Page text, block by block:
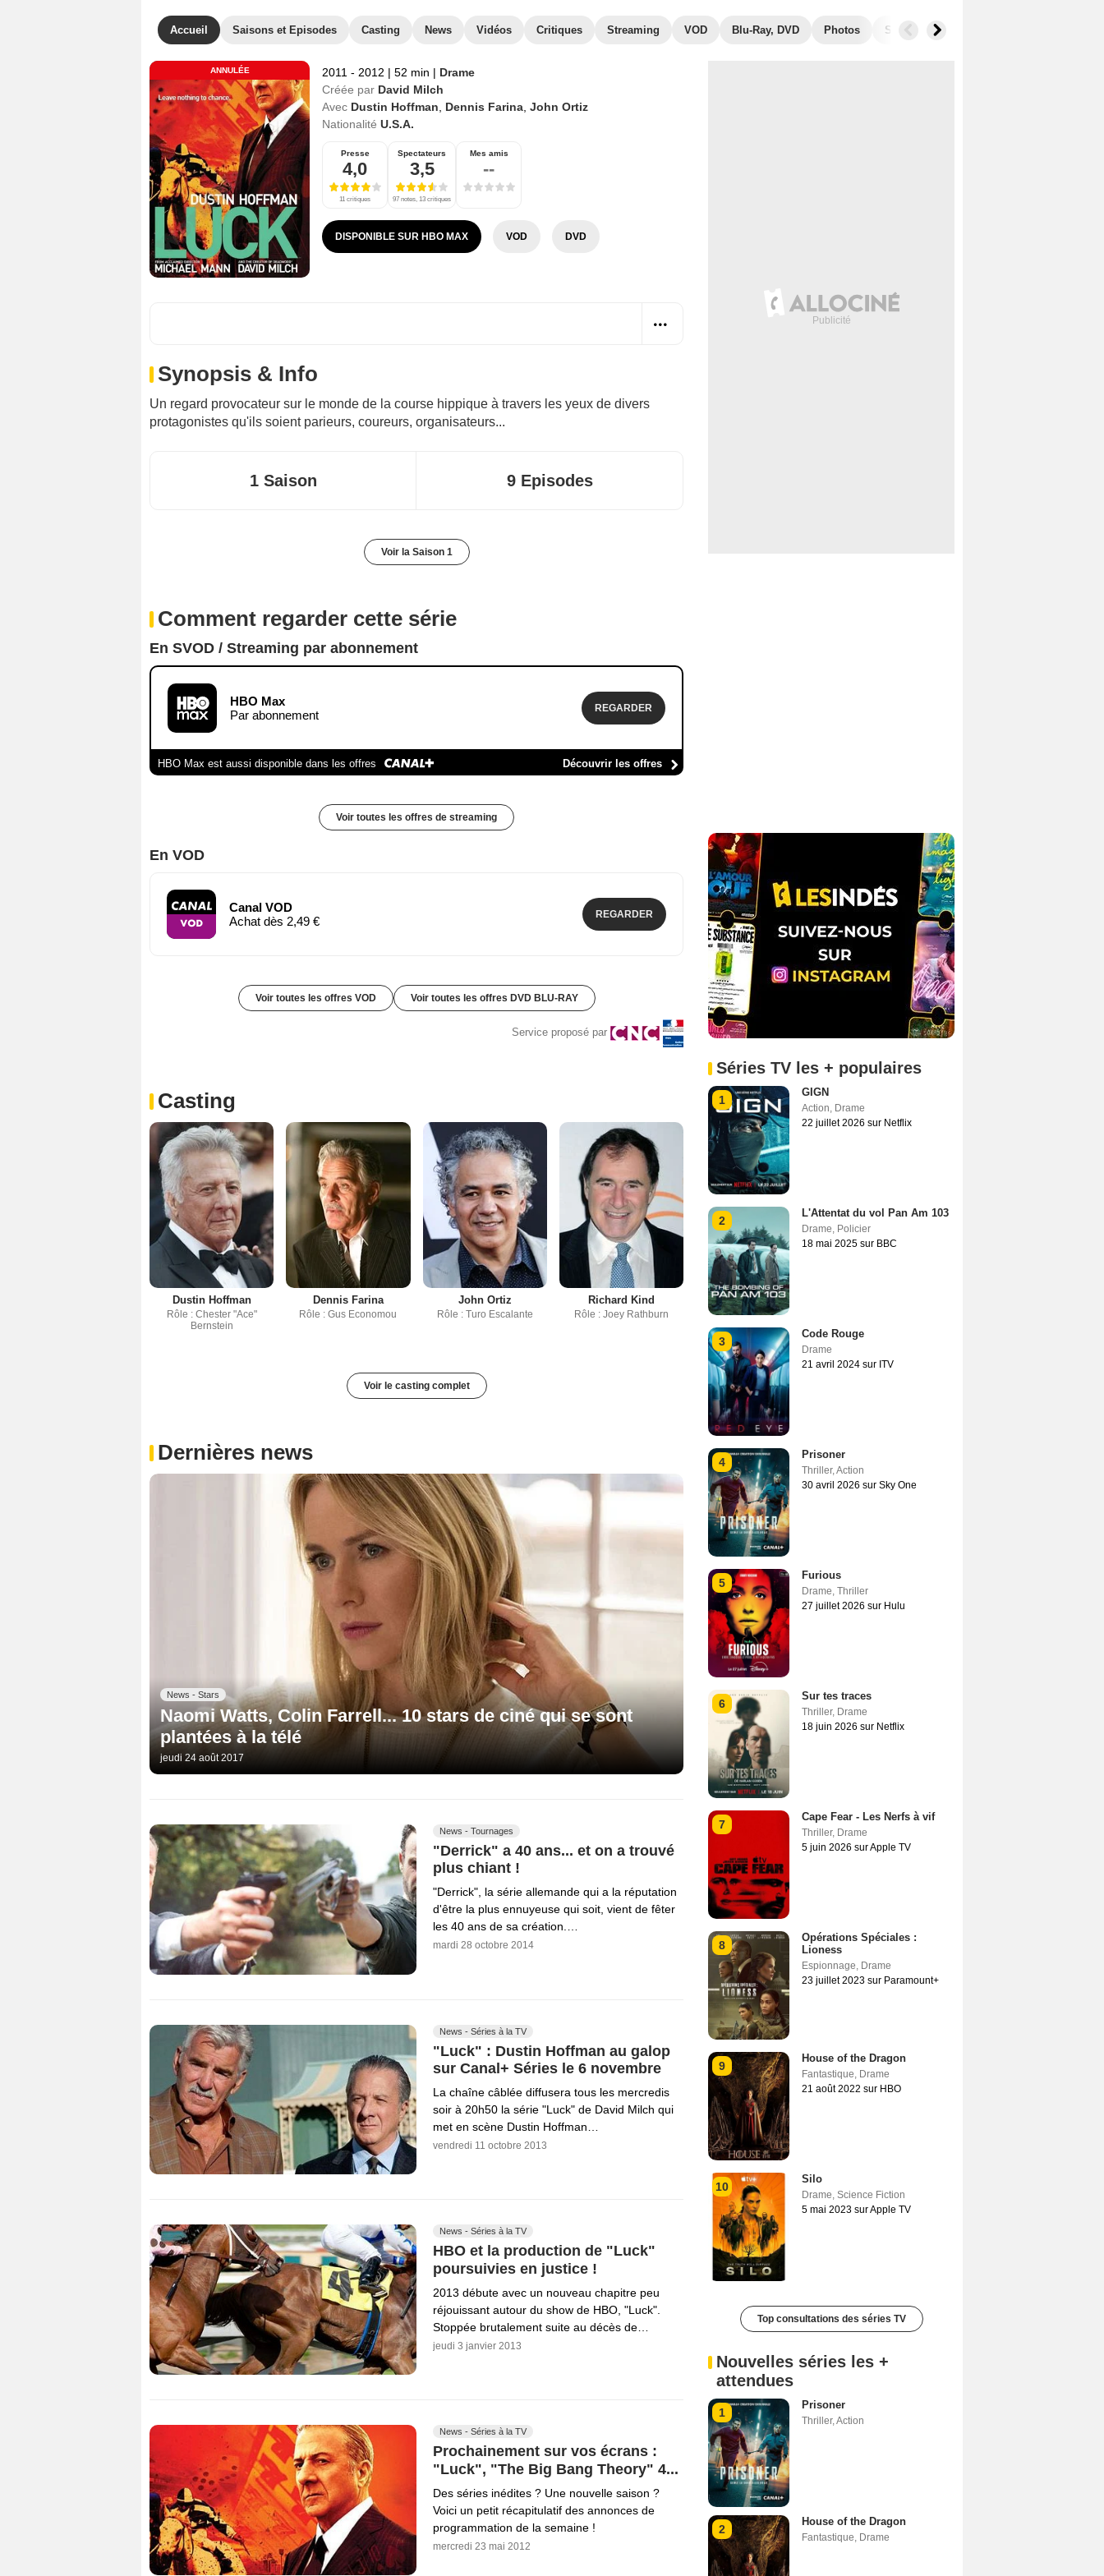
Accueil Saisons et Episodes Casting News Vidéos Critiques Streaming VOD Blu-Ray, DVD Photos Séries similaires
ANNULÉE 2011 - 2012 | 52 min | Drame
Créée par David Milch
Avec Dustin Hoffman Dennis Farina John Ortiz
Nationalité U.S.A.
Presse
4,0
11 critiques
Spectateurs
3,5
97 notes, 13 critiques
Mes amis
--
DISPONIBLE SUR HBO MAX VOD DVD
Synopsis & Info
Un regard provocateur sur le monde de la course hippique à travers les yeux de divers
protagonistes qu'ils soient parieurs, coureurs, organisateurs...
1 Saison 9 Episodes
Voir la Saison 1
Comment regarder cette série
En SVOD / Streaming par abonnement
HBO Max
Par abonnement
REGARDER
HBO Max est aussi disponible dans les offres Découvrir les offres
Voir toutes les offres de streaming
En VOD
Canal VOD
Achat dès 2,49 €
REGARDER
Voir toutes les offres VOD Voir toutes les offres DVD BLU-RAY
Service proposé par
Casting
Dustin Hoffman
Rôle : Chester "Ace"
Bernstein
Dennis Farina
Rôle : Gus Economou
John Ortiz
Rôle : Turo Escalante
Richard Kind
Rôle : Joey Rathburn
Voir le casting complet
Dernières news
News - Stars
Naomi Watts, Colin Farrell... 10 stars de ciné qui se sont
plantées à la télé
jeudi 24 août 2017
News - Tournages
"Derrick" a 40 ans... et on a trouvé
plus chiant !
"Derrick", la série allemande qui a la réputation
d'être la plus ennuyeuse qui soit, vient de fêter
les 40 ans de sa création.…
mardi 28 octobre 2014
News - Séries à la TV
"Luck" : Dustin Hoffman au galop
sur Canal+ Séries le 6 novembre
La chaîne câblée diffusera tous les mercredis
soir à 20h50 la série "Luck" de David Milch qui
met en scène Dustin Hoffman…
vendredi 11 octobre 2013
News - Séries à la TV
HBO et la production de "Luck"
poursuivies en justice !
2013 débute avec un nouveau chapitre peu
réjouissant autour du show de HBO, "Luck".
Stoppée brutalement suite au décès de…
jeudi 3 janvier 2013
News - Séries à la TV
Prochainement sur vos écrans :
"Luck", "The Big Bang Theory" 4...
Des séries inédites ? Une nouvelle saison ?
Voici un petit récapitulatif des annonces de
programmation de la semaine !
mercredi 23 mai 2012
Séries TV les + populaires
1
GIGN
Action, Drame
22 juillet 2026 sur Netflix
2
L'Attentat du vol Pan Am 103
Drame, Policier
18 mai 2025 sur BBC
3
Code Rouge
Drame
21 avril 2024 sur ITV
4
Prisoner
Thriller,Action
30 avril 2026 sur Sky One
5
Furious
Drame, Thriller
27 juillet 2026 sur Hulu
6
Sur tes traces
Thriller, Drame
18 juin 2026 sur Netflix
7
Cape Fear - Les Nerfs à vif
Thriller, Drame
5 juin 2026 sur Apple TV
8
Opérations Spéciales :
Lioness
Espionnage, Drame
23 juillet 2023 sur Paramount+
9
House of the Dragon
Fantastique, Drame
21 août 2022 sur HBO
10
Silo
Drame, Science Fiction
5 mai 2023 sur Apple TV
Top consultations des séries TV
Nouvelles séries les +
attendues
1
Prisoner
Thriller,Action
2
House of the Dragon
Fantastique, Drame